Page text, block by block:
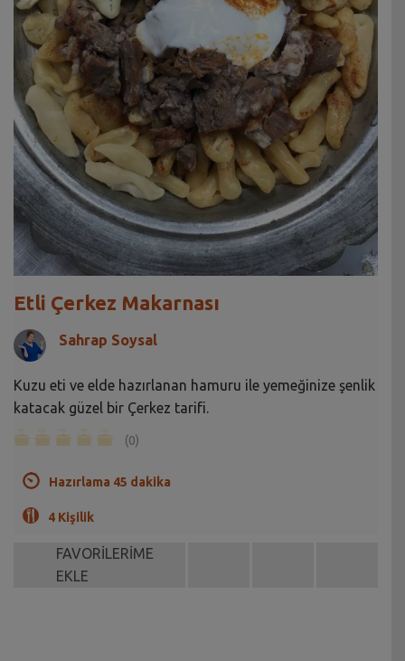
Etli Çerkez Makarnası
Sahrap Soysal
Kuzu eti ve elde hazırlanan hamuru ile yemeğinize şenlik
katacak güzel bir Çerkez tarifi.
(0)
Hazırlama 45 dakika
4 Kişilik
FAVORİLERİME
EKLE